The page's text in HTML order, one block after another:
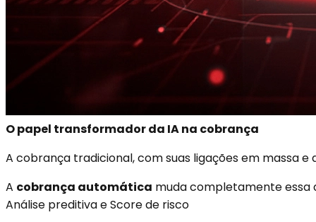
O papel transformador da IA na cobrança
A cobrança tradicional, com suas ligações em massa
A cobrança automática muda completamente essa
Análise preditiva e Score de risco